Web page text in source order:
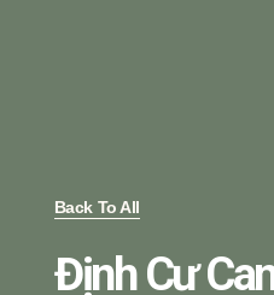
Back To All
Định Cư